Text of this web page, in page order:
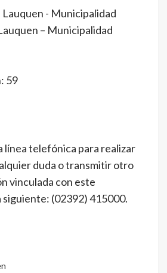
– Municipalidad
59
línea telefónica para realizar
duda o transmitir otro
vinculada con este
siguiente: (02392) 415000.